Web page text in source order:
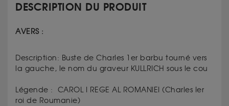
DESCRIPTION DU PRODUIT
AVERS :
Description: Buste de Charles 1er barbu tourné vers
la gauche, le nom du graveur KULLRICH sous le cou
Légende : CAROL I REGE AL ROMANIEI (Charles Ier
roi de Roumanie)